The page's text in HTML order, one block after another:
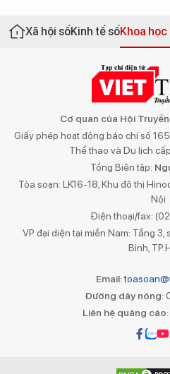
Xã hội sốKinh tế sốKhoa
Cơ quan của Hội
Giấy phép hoạt động báo chí số
Thể thao và Du lịch
Tổng Biên tập:
Tòa soạn: LK16-18, Khu đô thị
Nội
Điện thoại/fax:
VP đại diện tại miền Nam: Tầng
Bình,
Email:
Đường dây nóng:
Liên hệ quảng cáo: